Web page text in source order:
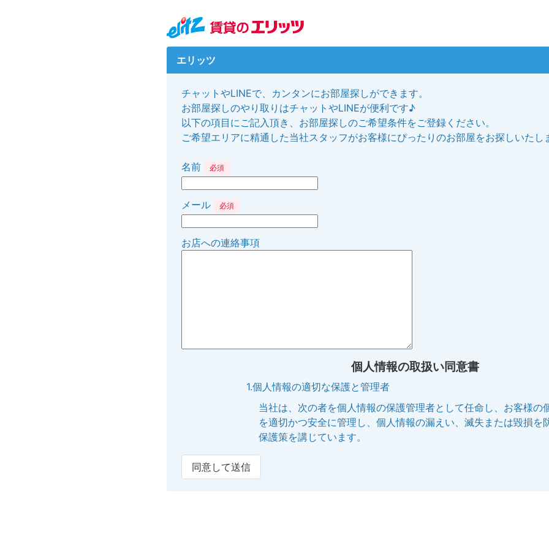
エリッツ
チャットやLINEで、カンタンにお部屋探しができます。
お部屋探しのやり取りはチャットやLINEが便利です♪
以下の項目にご記入頂き、お部屋探しのご希望条件をご登録ください。
ご希望エリアに精通した当社スタッフがお客様にぴったりのお部屋をお探しいたし
名前 必須
メール 必須
お店への連絡事項
個人情報の取扱い同意書
1.個人情報の適切な保護と管理者
当社は、次の者を個人情報の保護管理者として任命し、お客様の
を適切かつ安全に管理し、個人情報の漏えい、滅失または毀損を
保護策を講じています。
同意して送信